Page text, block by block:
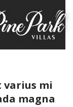
varius mi
magna